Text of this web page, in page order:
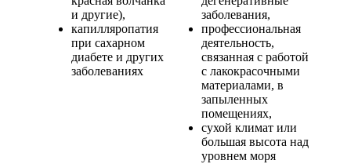
и другие),
капилляропатия
при сахарном
диабете и других
заболеваниях
заболевания,
профессиональная
деятельность,
связанная с работой
с лакокрасочными
материалами, в
запыленных
помещениях,
сухой климат или
большая высота над
уровнем моря